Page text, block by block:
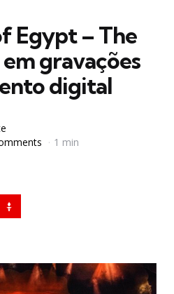
Egypt – The
gravações
digital
1 min